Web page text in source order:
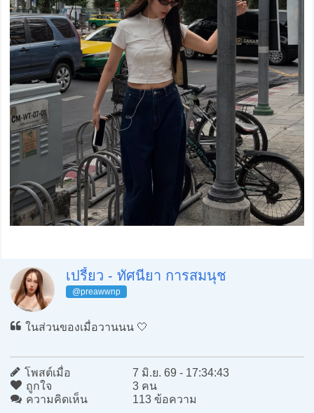
เปรี้ยว - ทัศนียา การสมนุช
@preawwnp
ในส่วนของเมื่อวานนน 🤍
โพสต์เมื่อ
7 มิ.ย. 69 - 17:34:43
ถูกใจ
3 คน
ความคิดเห็น
113 ข้อความ